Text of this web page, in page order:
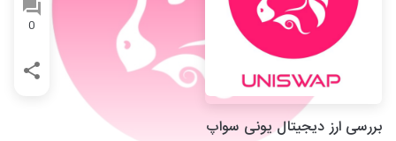
0
بررسی ارز دیجیتال یونی سواپ